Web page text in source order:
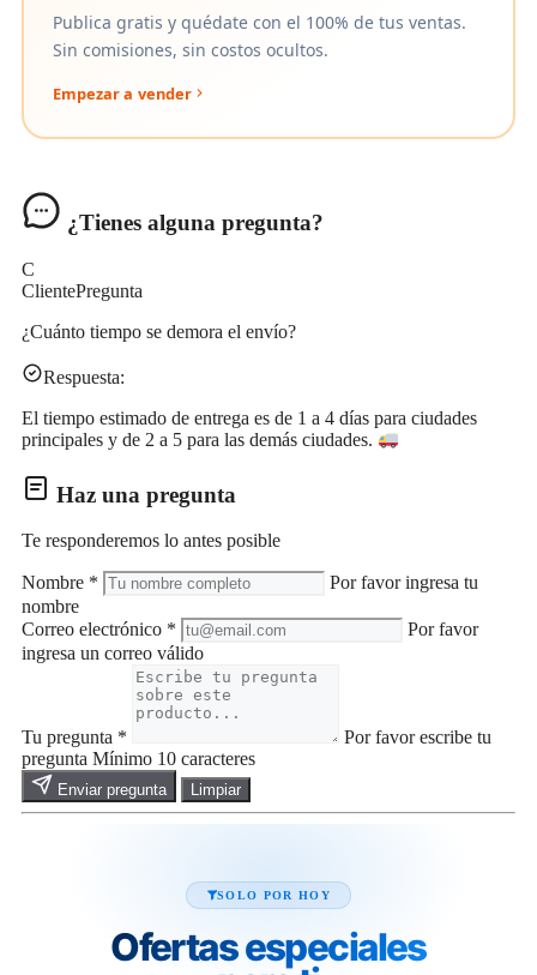
Publica gratis y quédate con el 100% de tus ventas.
Sin comisiones, sin costos ocultos.
Empezar a vender
¿Tienes alguna pregunta?
C
ClientePregunta
¿Cuánto tiempo se demora el envío?
Respuesta:
El tiempo estimado de entrega es de 1 a 4 días para ciudades
principales y de 2 a 5 para las demás ciudades.
Haz una pregunta
Te responderemos lo antes posible
Nombre *
Por favor ingresa tu
nombre
Correo electrónico *
Por favor
ingresa un correo válido
Tu pregunta *
Por favor escribe tu
pregunta Mínimo 10 caracteres
Enviar pregunta Limpiar
SOLO POR HOY
Ofertas especiales